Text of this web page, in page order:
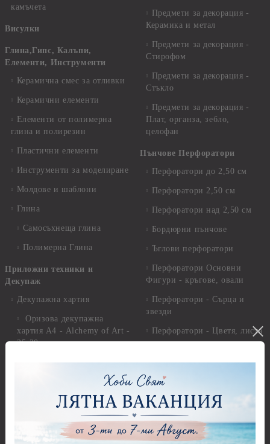
камъчета
Висулки
Глина,Гипс, Калъпи,
Елементи, Инструменти
Керамична смес за отливки
Керамични елементи
Елементи от полимерна
глина и полирезин
Пластични елементи
Инструменти за моделиране
Молдове и шаблони
Глина
Самосъхнеща глина
Полимерна Глина
Приложни техники и
Декупаж
Декупажна хартия
Оризова декупажна
хартия А4 - Alchemy of Art -
25-30 гр.
Оризова декупажна хартия
А4 - Itd. Collection - 25-30
Фина оризова декупажна
хартия Stamperia - 21 х
29.см. - 28гр.
Предмети за декорация -
Керамика и метал
Предмети за декорация -
Стирофом
Предмети за декорация -
Стъкло
Предмети за декорация -
Плат, органза, зебло,
целофан
Пънчове Перфоратори
Перфоратори до 2,50 см
Перфоратори 2,50 см
Перфоратори над 2,50 см
Бордюрни пънчове
Ъглови перфоратори
Перфоратори Основни
Фигури - кръгове, овали
Перфоратори - Сърца и
звезди
Перфоратори - Цветя, листа
и клонки
Перфоратори - Детски
Перфоратори - Животни
Перфоратори - Коледни и
Зимни
Рисуване